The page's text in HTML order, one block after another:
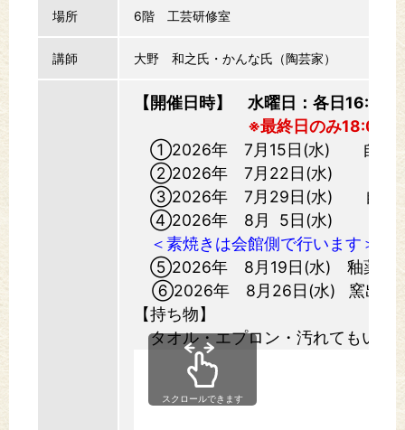
場所 6階 工芸研修室
講師 大野 和之氏・かんな氏（陶芸家）
【開催日時】 水曜日：各日
※最終日のみ
①2026年 7月15日(水) 自由
②2026年 7月22日(水) 自由
③2026年 7月29日(水) 自由
④2026年 8月 5日(水) 自由製
＜素焼きは会館側で行います＞
⑤2026年 8月19日(水) 釉薬・
⑥2026年 8月26日(水) 窯出
【持ち物】
タオル・エプロン・汚れてもいい
スクロールできます